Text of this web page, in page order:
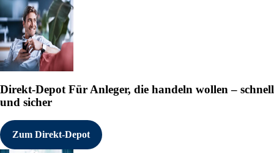
Direkt-Depot Für Anleger, die handeln wollen – schnell
und sicher
Zum Direkt-Depot